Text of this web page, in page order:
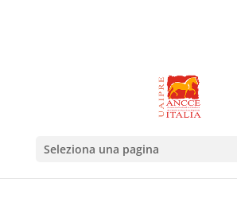
Seleziona una pagina